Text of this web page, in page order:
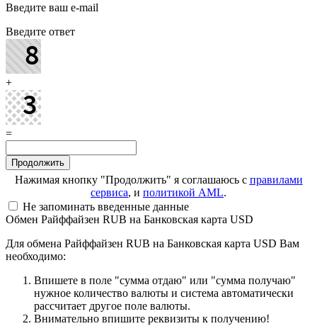
Введите ваш e-mail
Введите ответ
+
=
Нажимая кнопку "Продолжить" я соглашаюсь с правилами
сервиса, и политикой AML.
Не запоминать введенные данные
Обмен Райффайзен RUB на Банковская карта USD
Для обмена Райффайзен RUB на Банковская карта USD Вам
необходимо:
Впишете в поле "сумма отдаю" или "сумма получаю"
нужное количество валюты и система автоматически
рассчитает другое поле валюты.
Внимательно впишите реквизиты к получению!